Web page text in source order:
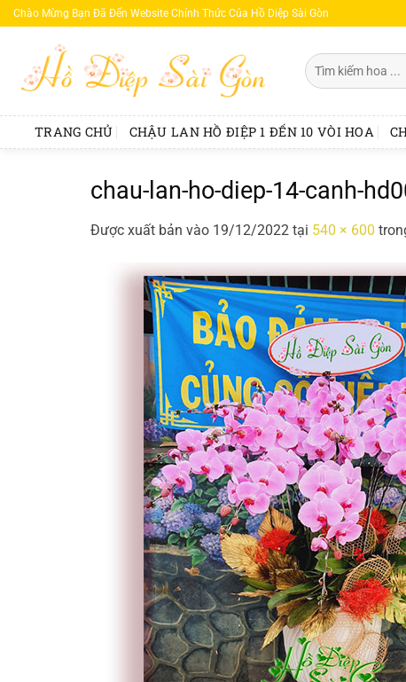
Bỏ
qua
dung
Chào Mừng Bạn Đã Đến Website Chính Thức Của Hồ Diệp Sài Gòn
Tìm
kiếm:
TRANG CHỦ CHẬU LAN HỒ ĐIỆP 1 ĐẾN 10 VÒI HOA
chau-lan-ho-diep-14-canh-
Được xuất bản vào 19/12/2022 tại 540 × 600